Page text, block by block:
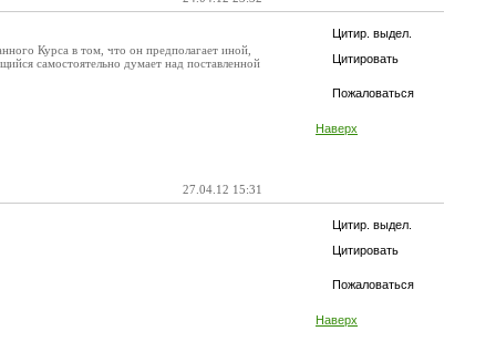
Цитир. выдел.
Цитировать
Пожаловаться
Наверх
Курса в том, что он предполагает иной,
самостоятельно думает над поставленной
27.04.12 15:31
Цитир. выдел.
Цитировать
Пожаловаться
Наверх